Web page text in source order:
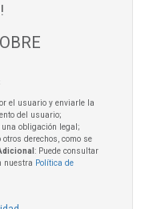
el usuario y enviarle la
del usuario;
obligación legal;
derechos, como se
: Puede consultar
nuestra Política de